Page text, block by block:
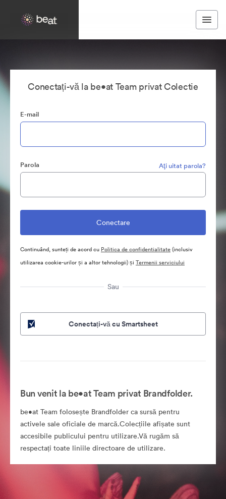
Conectați-vă la be•at Team privat Colectie
E-mail
Parola Aţi uitat parola?
Continuând, sunteți de acord cu Politica de confidentialitate(inclusiv
utilizarea cookie-urilor și a altor tehnologii) și Termenii serviciului
Sau
Conectați-vă cu Smartsheet
Bun venit la be•at Team privat Brandfolder.
be•at Team folosește Brandfolder ca sursă pentru
activele sale oficiale de marcă.Colecțiile afișate sunt
accesibile publicului pentru utilizare.Vă rugăm să
respectați toate liniile directoare de utilizare.